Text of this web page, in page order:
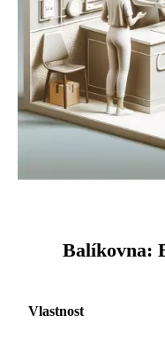
Balíkovna:
Vlastnost